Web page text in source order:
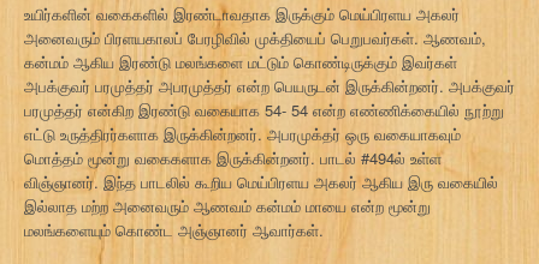
உயிர்களின் வகைகளில் இரண்டாவதாக இருக்கும் மெய்பிரளய அகலர்
அனைவரும் பிரளயகாலப் பேரழிவில் முக்தியைப் பெறுபவர்கள். ஆணவம்,
கன்மம் ஆகிய இரண்டு மலங்களை மட்டும் கொண்டிருக்கும் இவர்கள்
அபக்குவர் பரமுத்தர் அபரமுத்தர் என்ற பெயருடன் இருக்கின்றனர். அபக்குவர்
பரமுத்தர் என்கிற இரண்டு வகையாக 54- 54 என்ற எண்ணிக்கையில் நூற்று
எட்டு உருத்திரர்களாக இருக்கின்றனர். அபரமுக்தர் ஒரு வகையாகவும்
மொத்தம் மூன்று வகைகளாக இருக்கின்றனர். பாடல் #494ல் உள்ள
விஞ்ஞானர். இந்த பாடலில் கூறிய மெய்பிரளய அகலர் ஆகிய இரு வகையில்
இல்லாத மற்ற அனைவரும் ஆணவம் கன்மம் மாயை என்ற மூன்று
மலங்களையும் கொண்ட அஞ்ஞானர் ஆவார்கள்.